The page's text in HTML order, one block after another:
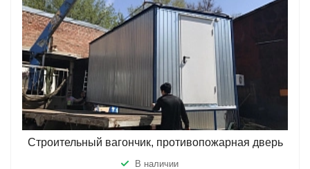
Строительный вагончик, противопожарная дверь
В наличии